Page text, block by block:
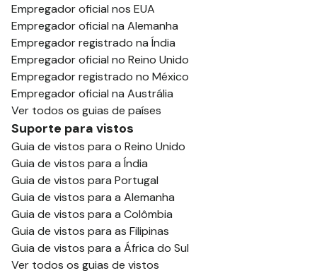
Empregador oficial nos EUA
Empregador oficial na Alemanha
Empregador registrado na Índia
Empregador oficial no Reino Unido
Empregador registrado no México
Empregador oficial na Austrália
Ver todos os guias de países
Suporte para vistos
Guia de vistos para o Reino Unido
Guia de vistos para a Índia
Guia de vistos para Portugal
Guia de vistos para a Alemanha
Guia de vistos para a Colômbia
Guia de vistos para as Filipinas
Guia de vistos para a África do Sul
Ver todos os guias de vistos